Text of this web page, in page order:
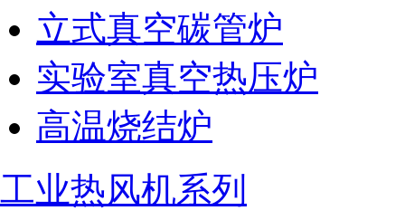
立式真空碳管炉
实验室真空热压炉
高温烧结炉
工业热风机系列